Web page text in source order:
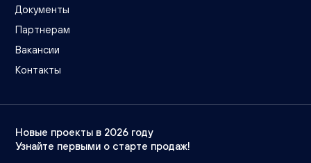
Документы
Партнерам
Вакансии
Контакты
Новые проекты в 2026 году
Узнайте первыми о старте продаж!